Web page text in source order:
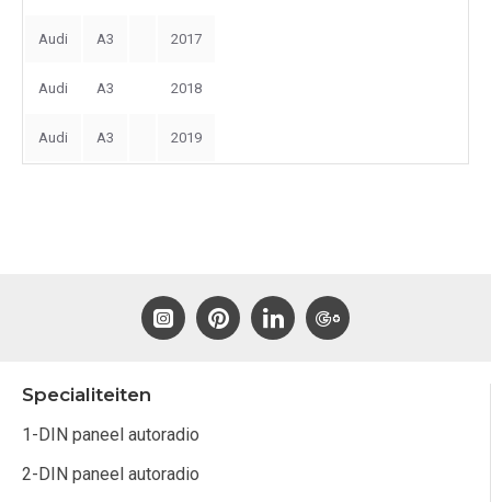
Audi A3 2017
Audi A3 2018
Audi A3 2019
Specialiteiten
1-DIN paneel autoradio
2-DIN paneel autoradio